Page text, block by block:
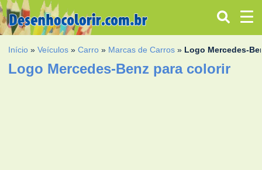
Início »Veículos »Carro » Marcas de Carros » Logo Mercedes-
Logo Mercedes-Benz para colorir